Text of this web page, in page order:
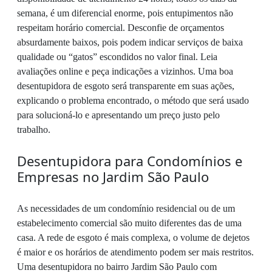
semana, é um diferencial enorme, pois entupimentos não
respeitam horário comercial. Desconfie de orçamentos
absurdamente baixos, pois podem indicar serviços de baixa
qualidade ou “gatos” escondidos no valor final. Leia
avaliações online e peça indicações a vizinhos. Uma boa
desentupidora de esgoto será transparente em suas ações,
explicando o problema encontrado, o método que será usado
para solucioná-lo e apresentando um preço justo pelo
trabalho.
Desentupidora para Condomínios e
Empresas no Jardim São Paulo
As necessidades de um condomínio residencial ou de um
estabelecimento comercial são muito diferentes das de uma
casa. A rede de esgoto é mais complexa, o volume de dejetos
é maior e os horários de atendimento podem ser mais restritos.
Uma desentupidora no bairro Jardim São Paulo com